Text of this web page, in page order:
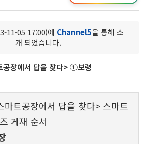
11-05 17:00)에 Channel5을 통해 소
개 되었습니다.
공장에서 답을 찾다> ①보령
마트공장에서 답을 찾다> 스마트
게재 순서